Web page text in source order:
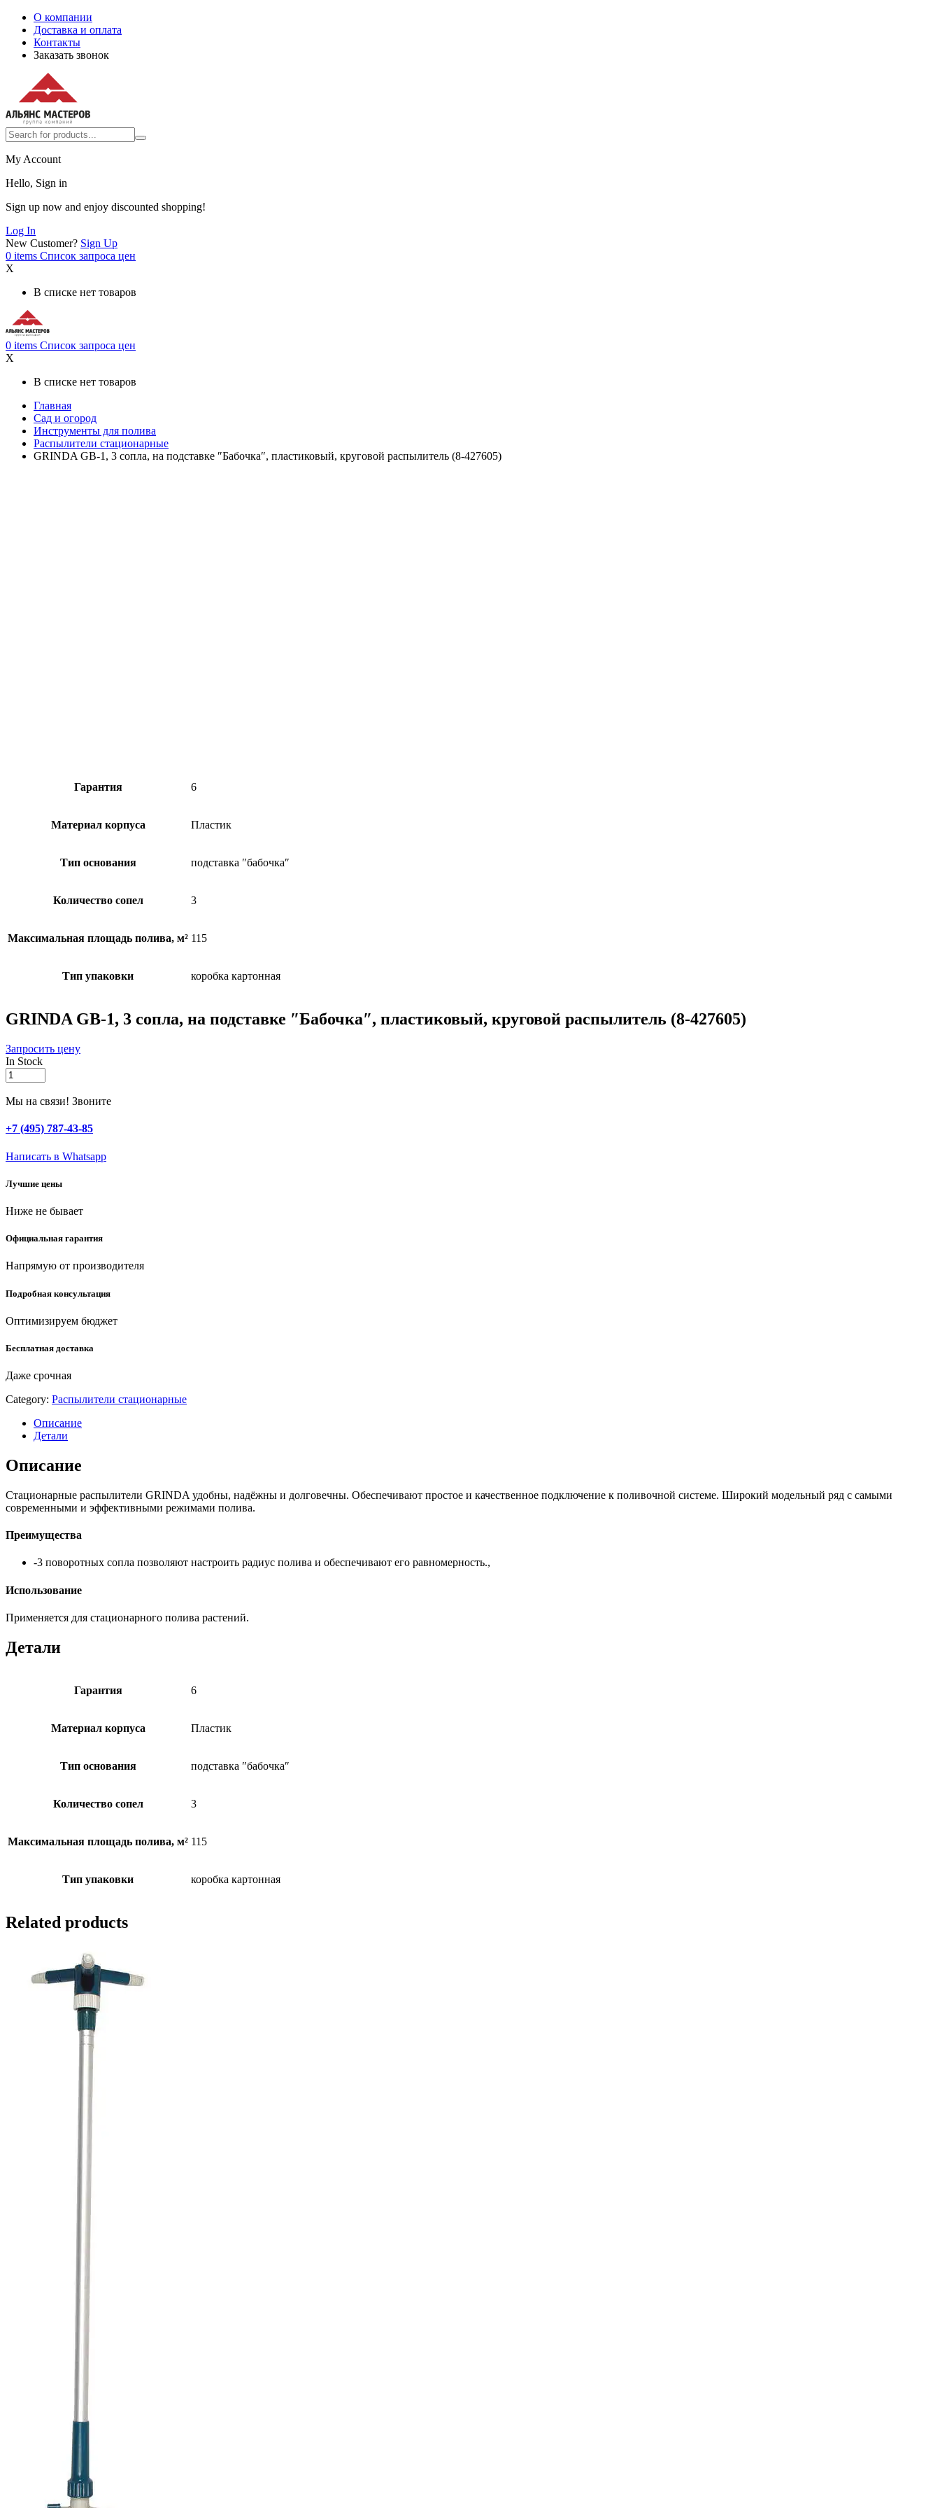
О компании
Доставка и оплата
Контакты
Заказать звонок
My Account
Hello, Sign in
Sign up now and enjoy discounted shopping!
Log In
New Customer? Sign Up
0 items Список запроса цен
X
В списке нет товаров
0 items Список запроса цен
X
В списке нет товаров
Главная
Сад и огород
Инструменты для полива
Распылители стационарные
GRINDA GB-1, 3 сопла, на подставке ″Бабочка″, пластиковый, круговой распылитель (8-427605)
Гарантия 6
Материал корпуса Пластик
Тип основания подставка ″бабочка″
Количество сопел 3
Максимальная площадь полива, м² 115
Тип упаковки коробка картонная
GRINDA GB-1, 3 сопла, на подставке ″Бабочка″, пластиковый, круговой распылитель (8-427605)
Запросить цену
In Stock
GRINDA
GB-
1,
сопла,
на
″Бабочка″,
круговой
(8-
quantity
Мы на связи! Звоните
+7 (495) 787-43-85
Написать в Whatsapp
Лучшие цены
Ниже не бывает
Официальная гарантия
Напрямую от производителя
Подробная консультация
Оптимизируем бюджет
Бесплатная доставка
Даже срочная
Category: Распылители стационарные
Описание
Детали
Описание
Стационарные распылители GRINDA удобны, надёжны и долговечны. Обеспечивают простое и качественное подключение к поливочной системе. Широкий модельный ряд с самыми
современными и эффективными режимами полива.
Преимущества
-3 поворотных сопла позволяют настроить радиус полива и обеспечивают его равномерность.,
Использование
Применяется для стационарного полива растений.
Детали
Гарантия 6
Материал корпуса Пластик
Тип основания подставка ″бабочка″
Количество сопел 3
Максимальная площадь полива, м² 115
Тип упаковки коробка картонная
Related products